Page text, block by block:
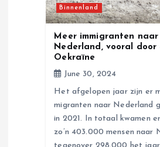
Binnenland
Meer immigranten naar
Nederland, vooral door
Oekraïne
June 30, 2024
Het afgelopen jaar zijn er
migranten naar Nederland
in 2021. In totaal kwamen
zo’n 403.000 mensen naar